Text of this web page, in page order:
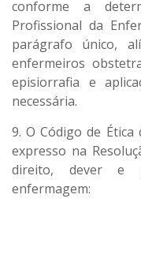
conforme a
Profissional da
parágrafo único,
enfermeiros
episiorrafia e
necessária.
9. O Código de
expresso na
direito, dever e
enfermagem: